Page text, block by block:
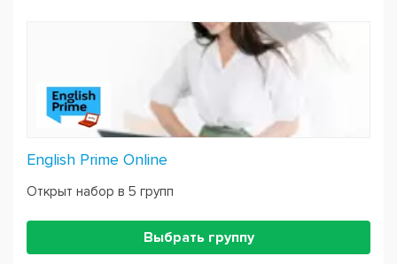
English Prime Online
Открыт набор в 5 групп
Выбрать группу